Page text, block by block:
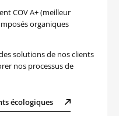
COV A+ (meilleur
organiques
solutions de nos clients
nos processus de
écologiques